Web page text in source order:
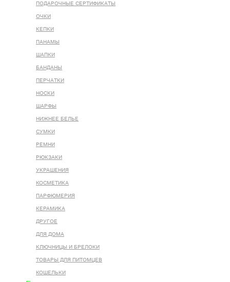
ПОДАРОЧНЫЕ СЕРТИФИКАТЫ
ОЧКИ
КЕПКИ
ПАНАМЫ
ШАПКИ
БАНДАНЫ
ПЕРЧАТКИ
НОСКИ
ШАРФЫ
НИЖНЕЕ БЕЛЬЕ
СУМКИ
РЕМНИ
РЮКЗАКИ
УКРАШЕНИЯ
КОСМЕТИКА
ПАРФЮМЕРИЯ
КЕРАМИКА
ДРУГОЕ
ДЛЯ ДОМА
КЛЮЧНИЦЫ И БРЕЛОКИ
ТОВАРЫ ДЛЯ ПИТОМЦЕВ
КОШЕЛЬКИ